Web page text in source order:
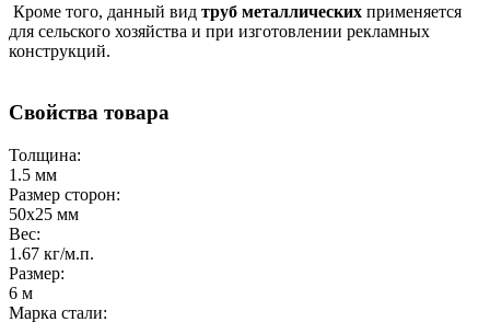
Кроме того, данный вид труб металлических применяется
для сельского хозяйства и при изготовлении рекламных
конструкций.
Свойства товара
Толщина:
1.5 мм
Размер сторон:
50х25 мм
Вес:
1.67 кг/м.п.
Размер:
6 м
Марка стали: